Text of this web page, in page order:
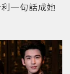
一句話成她